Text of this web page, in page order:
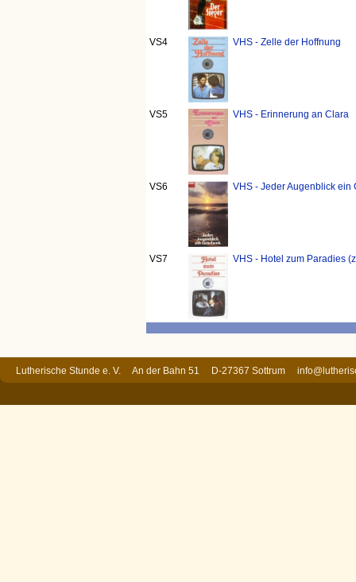
VS4 VHS - Zelle der Hoffnung
VS5 VHS - Erinnerung an Clara
VS6 VHS - Jeder Augenblick ein
VS7 VHS - Hotel zum Paradies
Lutherische Stunde e. V. An der Bahn 51 D-27367 Sottrum